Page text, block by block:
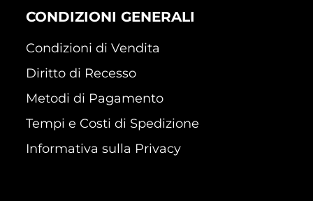
CONDIZIONI GENERALI
Condizioni di Vendita
Diritto di Recesso
Metodi di Pagamento
Tempi e Costi di Spedizione
Informativa sulla Privacy